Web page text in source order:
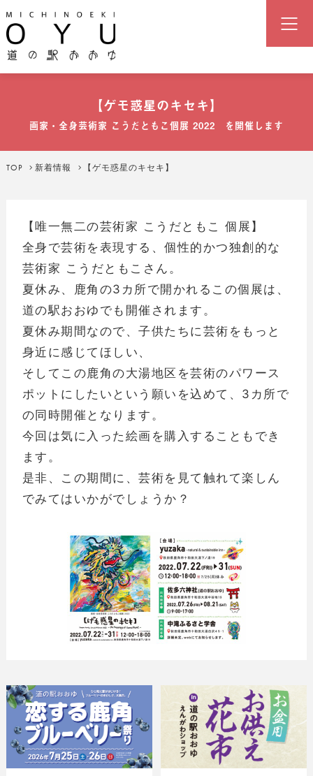
道の駅「おおゆ」（湯の駅おおゆ
【ゲモ惑星のキセキ】
画家・全身芸術家 こうだともこ個展 2022 を開催します
TOP 新着情報 【ゲモ惑星のキセキ】
【唯一無二の芸術家 こうだともこ 個展】
全身で芸術を表現する、個性的かつ独創的な
芸術家 こうだともこさん。
夏休み、鹿角の3カ所で開かれるこの個展は、
道の駅おおゆでも開催されます。
夏休み期間なので、子供たちに芸術をもっと
身近に感じてほしい、
そしてこの鹿角の大湯地区を芸術のパワース
ポットにしたいという願いを込めて、3カ所で
の同時開催となります。
今回は気に入った絵画を購入することもでき
ます。
是非、この期間に、芸術を見て触れて楽しん
でみてはいかがでしょうか？